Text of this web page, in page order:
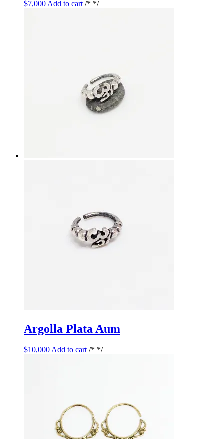
$7,000 Add to cart /* */
Argolla Plata Aum
$10,000Add to cart/* */